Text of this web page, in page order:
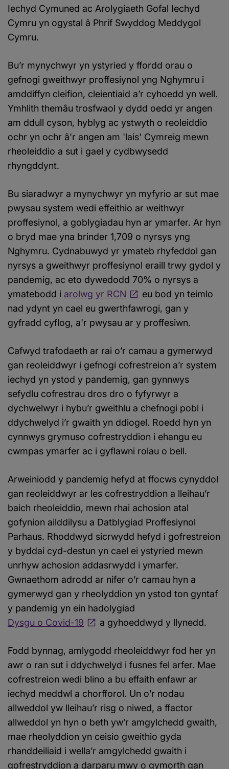
Iechyd Cymuned ac Arolygiaeth Gofal Iechyd
Cymru yn ogystal â Phrif Swyddog Meddygol
Cymru.
Bu’r mynychwyr yn ystyried y ffordd orau o
gefnogi gweithwyr proffesiynol yng Nghymru i
amddiffyn cleifion, cleientiaid a’r cyhoedd yn well.
Ymhlith themâu trosfwaol y dydd oedd yr angen
am ddull cyson, hyblyg ac ystwyth o reoleiddio
ochr yn ochr â'r angen am 'lais' Cymreig mewn
rheoleiddio a sut i gael y cydbwysedd
rhyngddynt.
Bu siaradwyr a mynychwyr yn myfyrio ar sut mae
pwysau system wedi effeithio ar weithwyr
proffesiynol, a goblygiadau hyn ar ymarfer. Ar hyn
o bryd mae yna brinder 1,709 o nyrsys yng
Nghymru. Cydnabuwyd yr ymateb rhyfeddol gan
nyrsys a gweithwyr proffesiynol eraill trwy gydol y
pandemig, ac eto dywedodd 70% o nyrsys a
ymatebodd i arolwg yr RCN
eu bod yn teimlo
nad ydynt yn cael eu gwerthfawrogi, gan y
gyfradd cyflog, a'r pwysau ar y proffesiwn.
Cafwyd trafodaeth ar rai o’r camau a gymerwyd
gan reoleiddwyr i gefnogi cofrestreion a’r system
iechyd yn ystod y pandemig, gan gynnwys
sefydlu cofrestrau dros dro o fyfyrwyr a
dychwelwyr i hybu’r gweithlu a chefnogi pobl i
ddychwelyd i’r gwaith yn ddiogel. Roedd hyn yn
cynnwys grymuso cofrestryddion i ehangu eu
cwmpas ymarfer ac i gyflawni rolau o bell.
Arweiniodd y pandemig hefyd at ffocws cynyddol
gan reoleiddwyr ar les cofrestryddion a lleihau’r
baich rheoleiddio, mewn rhai achosion atal
gofynion ailddilysu a Datblygiad Proffesiynol
Parhaus. Rhoddwyd sicrwydd hefyd i gofrestreion
y byddai cyd-destun yn cael ei ystyried mewn
unrhyw achosion addasrwydd i ymarfer.
Gwnaethom adrodd ar nifer o’r camau hyn a
gymerwyd gan y rheolyddion yn ystod ton gyntaf
y pandemig yn ein hadolygiad
Dysgu o Covid-19
a gyhoeddwyd y llynedd.
Fodd bynnag, amlygodd rheoleiddwyr fod her yn
awr o ran sut i ddychwelyd i fusnes fel arfer. Mae
cofrestreion wedi blino a bu effaith enfawr ar
iechyd meddwl a chorfforol. Un o’r nodau
allweddol yw lleihau’r risg o niwed, a ffactor
allweddol yn hyn o beth yw’r amgylchedd gwaith,
mae rheolyddion yn ceisio gweithio gyda
rhanddeiliaid i wella’r amgylchedd gwaith i
gofrestryddion a darparu mwy o gymorth gan